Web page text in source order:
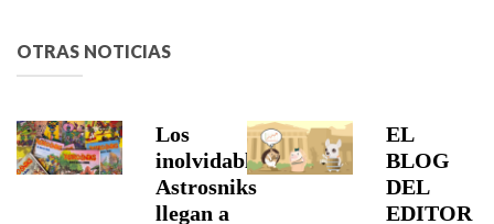
OTRAS NOTICIAS
Los
inolvidables
Astrosniks
llegan a
EL
BLOG
DEL
EDITOR